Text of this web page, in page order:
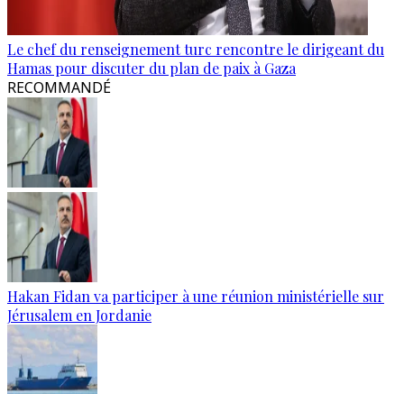
Le chef du renseignement turc rencontre le dirigeant du
Hamas pour discuter du plan de paix à Gaza
RECOMMANDÉ
Hakan Fidan va participer à une réunion ministérielle sur
Jérusalem en Jordanie